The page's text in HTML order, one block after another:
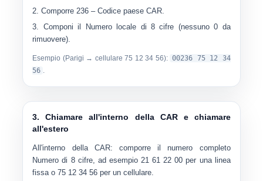
Comporre236 – Codice paese CAR.
Componi il
Numero locale di 8 cifre (nessuno 0 da
rimuovere).
Esempio (Parigi → cellulare 75 12 34 56): 00236 75 12 34
56 .
3. Chiamare all'interno della CAR e chiamare
all'estero
All'interno della CAR: comporre il numero completo
Numero di 8 cifre, ad esempio21 61 22 00 per una linea
fissa o75 12 34 56 per un cellulare.